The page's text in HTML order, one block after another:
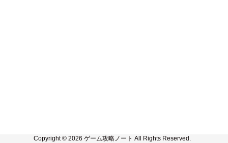
Copyright © 2026 ゲーム攻略ノート All Rights Reserved.